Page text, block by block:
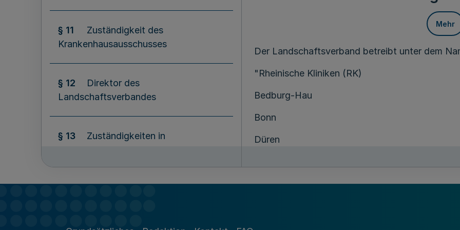
§ 11
Zuständigkeit des
Krankenhausausschusses
§ 12
Direktor des
Landschaftsverbandes
§ 13
Zuständigkeiten in
§ 15 Wirtschaftsführung und
Mehr
Der Landschaftsverband betreibt unter dem
"Rheinische Kliniken (RK)
Bedburg-Hau
Bonn
Düren
Langenfeld